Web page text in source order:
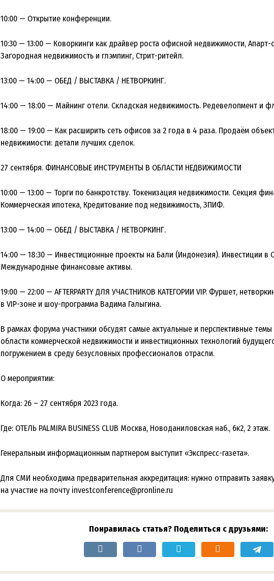
10:00 — Открытие конференции.
10:30 — 13:00 — Коворкинги как драйвер роста офисной недвижимости, Апарт-
Загородная недвижимость и глэмпинг, Стрит-ритейл.
13:00 — 14:00 — ОБЕД / ВЫСТАВКА / НЕТВОРКИНГ.
14:00 — 18:00 — Майнинг отели. Складская недвижимость. Редевелопмент и
18:00 — 19:00 — Как расширить сеть офисов за 2 года в 4 раза. Продаём
недвижимости: детали лучших сделок.
27 сентября. ФИНАНСОВЫЕ ИНСТРУМЕНТЫ В ОБЛАСТИ НЕДВИЖИМОСТИ
10:00 — 13:00 — Торги по банкротству. Токенизация недвижимости. Секция
Коммерческая ипотека, Кредитование под недвижимость, ЗПИФ.
13:00 — 14:00 — ОБЕД / ВЫСТАВКА / НЕТВОРКИНГ.
14:00 — 18:30 — Инвестиционные проекты на Бали (Индонезия). Инвестиции в
Международные финансовые активы.
19:00 — 22:00 — AFTERPARTY ДЛЯ УЧАСТНИКОВ КАТЕГОРИИ VIP. Фуршет,
в VIP-зоне и шоу-программа Вадима Галыгина.
В рамках форума участники обсудят самые актуальные и перспективные темы
области коммерческой недвижимости и инвестиционных технологий
погружением в среду безусловных профессионалов отрасли.
О мероприятии:
Когда:​ 26 – 27 сентября 2023 года.
Где:​ ОТЕЛЬ PALMIRA BUSINESS CLUB Москва, Новоданиловская наб., 6к2, 2 этаж.
Генеральным информационным партнером выступит «Экспресс-газета».
Для СМИ необходима предварительная аккредитация: нужно отправить
на участие на почту investconference@pronline.ru
Понравилась статья? Поделиться с друзьями: